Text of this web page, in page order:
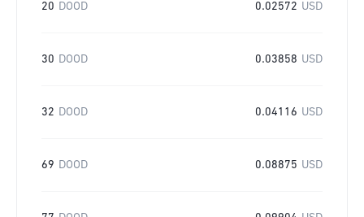
20 DOOD 0.02572 USD
30 DOOD 0.03858 USD
32 DOOD 0.04116 USD
69 DOOD 0.08875 USD